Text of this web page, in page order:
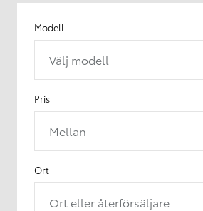
Modell
Välj modell
Pris
Mellan
Ort
Ort eller återförsäljare